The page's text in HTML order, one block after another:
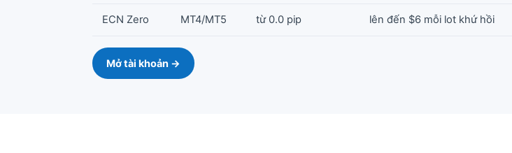
ECN Zero MT4/MT5 từ 0.0 pip lên đến $6 mỗi lot khứ hồi
Mở tài khoản →